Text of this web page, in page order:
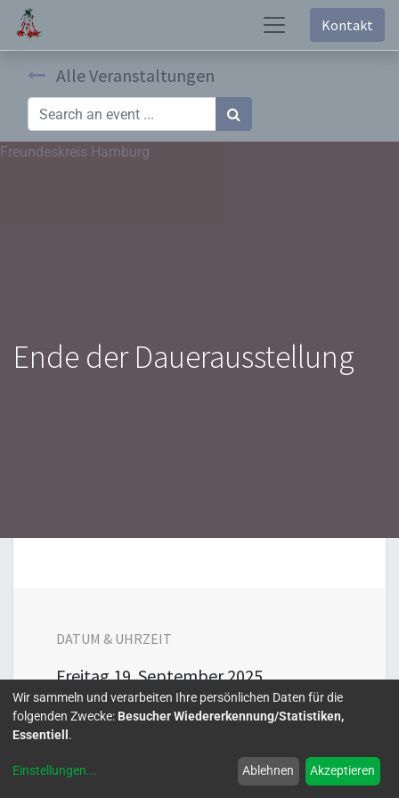
Kontakt
Alle Veranstaltungen
Freundeskreis Hamburg
Ende der Dauerausstellung
DATUM & UHRZEIT
Freitag19. September 2025
00:00 00:00
Europe/Berlin
Zu Kalender hinzufügen
Wir sammeln und verarbeiten Ihre persönlichen Daten für die
folgenden Zwecke: Besucher Wiedererkennung/Statistiken,
Essentiell .
Einstellungen... Ablehnen Akzeptieren